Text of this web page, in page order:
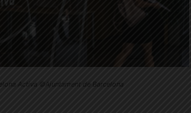
Activa ©Ajuntament de Barcelona